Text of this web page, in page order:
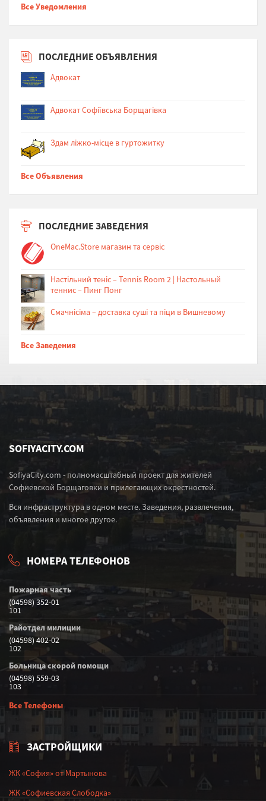
Все Уведомления
ПОСЛЕДНИЕ ОБЪЯВЛЕНИЯ
Адвокат
Адвокат Софіївська Борщагівка
Здам ліжко-місце в гуртожитку
Все Объявления
ПОСЛЕДНИЕ ЗАВЕДЕНИЯ
OneMac.Store магазин та сервіс
Настільний теніс – Tennis Room 2 | Настольный
теннис – Пинг Понг
Cмачнісіма – доставка суші та піци в Вишневому
Все Заведения
SOFIYACITY.COM
SofiyaCity.com - полномасштабный проект для жителей
Софиевской Борщаговки и прилегающих окрестностей.
Вся инфраструктура в одном месте. Заведения, развлечения,
объявления и многое другое.
НОМЕРА ТЕЛЕФОНОВ
Пожарная часть
(04598) 352-01
101
Райотдел милиции
(04598) 402-02
102
Больница скорой помощи
(04598) 559-03
103
Все Телефоны
ЗАСТРОЙЩИКИ
ЖК «София» от Мартынова
ЖК «Софиевская Слободка»